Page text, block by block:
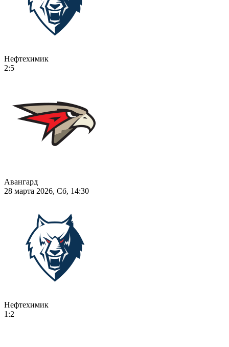
Нефтехимик
2:5
Авангард
28 марта 2026, Сб, 14:30
Нефтехимик
1:2